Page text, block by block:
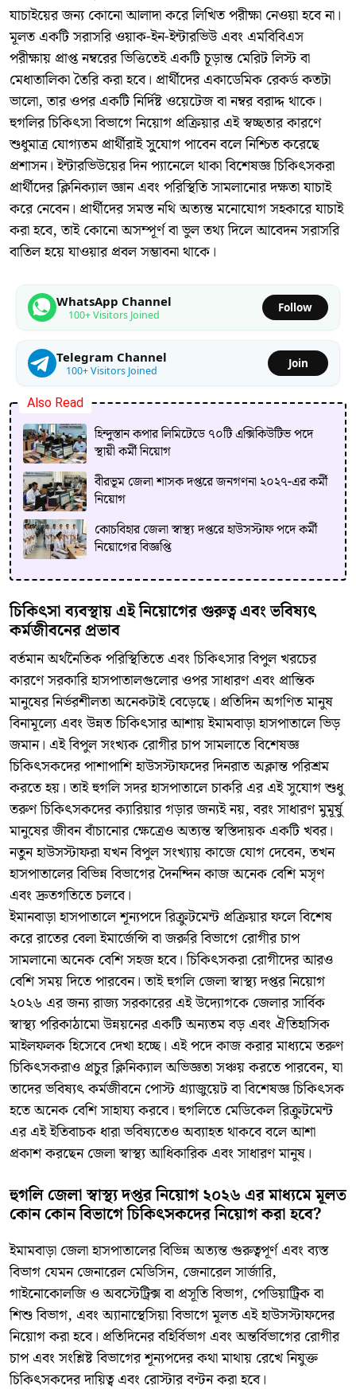
যাচাইয়ের জন্য কোনো আলাদা করে লিখিত পরীক্ষা নেওয়া হবে না।
মূলত একটি সরাসরি ওয়াক-ইন-ইন্টারভিউ এবং এমবিবিএস
পরীক্ষায় প্রাপ্ত নম্বরের ভিত্তিতেই একটি চূড়ান্ত মেরিট লিস্ট বা
মেধাতালিকা তৈরি করা হবে। প্রার্থীদের একাডেমিক রেকর্ড কতটা
ভালো, তার ওপর একটি নির্দিষ্ট ওয়েটেজ বা নম্বর বরাদ্দ থাকে।
হুগলির চিকিৎসা বিভাগে নিয়োগ প্রক্রিয়ার এই স্বচ্ছতার কারণে
শুধুমাত্র যোগ্যতম প্রার্থীরাই সু্যোগ পাবেন বলে নিশ্চিত করেছে
প্রশাসন। ইন্টারভিউয়ের দিন প্যানেলে থাকা বিশেষজ্ঞ চিকিৎসকরা
প্রার্থীদের ক্লিনিক্যাল জ্ঞান এবং পরিস্থিতি সামলানোর দক্ষতা যাচাই
করে নেবেন। প্রার্থীদের সমস্ত নথি অত্যন্ত মনোযোগ সহকারে যাচাই
করা হবে, তাই কোনো অসম্পূর্ণ বা ভুল তথ্য দিলে আবেদন সরাসরি
বাতিল হয়ে যাওয়ার প্রবল সম্ভাবনা থাকে।
WhatsApp Channel
100+ Visitors Joined
Follow
Telegram Channel
100+ Visitors Joined
Join
Also Read
হিন্দুস্তান কপার লিমিটেডে ৭০টি এক্সিকিউটিভ পদে
স্থায়ী কর্মী নিয়োগ
বীরভূম জেলা শাসক দপ্তরে জনগণনা ২০২৭-এর কর্মী
নিয়োগ
কোচবিহার জেলা স্বাস্থ্য দপ্তরে হাউসস্টাফ পদে কর্মী
নিয়োগের বিজ্ঞপ্তি
চিকিৎসা ব্যবস্থায় এই নিয়োগের গুরুত্ব এবং ভবিষ্যৎ
কর্মজীবনের প্রভাব
বর্তমান অর্থনৈতিক পরিস্থিতিতে এবং চিকিৎসার বিপুল খরচের
কারণে সরকারি হাসপাতালগুলোর ওপর সাধারণ এবং প্রান্তিক
মানুষের নির্ভরশীলতা অনেকটাই বেড়েছে। প্রতিদিন অগণিত মানুষ
বিনামূল্যে এবং উন্নত চিকিৎসার আশায় ইমামবাড়া হাসপাতালে ভিড়
জমান। এই বিপুল সংখ্যক রোগীর চাপ সামলাতে বিশেষজ্ঞ
চিকিৎসকদের পাশাপাশি হাউসস্টাফদের দিনরাত অক্লান্ত পরিশ্রম
করতে হয়। তাই হুগলি সদর হাসপাতালে চাকরি এর এই সুযোগ শুধু
তরুণ চিকিৎসকদের ক্যারিয়ার গড়ার জন্যই নয়, বরং সাধারণ মুমূর্ষু
মানুষের জীবন বাঁচানোর ক্ষেত্রেও অত্যন্ত স্বস্তিদায়ক একটি খবর।
নতুন হাউসস্টাফরা যখন বিপুল সংখ্যায় কাজে যোগ দেবেন, তখন
হাসপাতালের বিভিন্ন বিভাগের দৈনন্দিন কাজ অনেক বেশি মসৃণ
এবং দ্রুতগতিতে চলবে।
ইমানবাড়া হাসপাতালে শূন্যপদে রিক্রুটমেন্ট প্রক্রিয়ার ফলে বিশেষ
করে রাতের বেলা ইমার্জেন্সি বা জরুরি বিভাগে রোগীর চাপ
সামলানো অনেক বেশি সহজ হবে। চিকিৎসকরা রোগীদের আরও
বেশি সময় দিতে পারবেন। তাই হুগলি জেলা স্বাস্থ্য দপ্তর নিয়োগ
২০২৬ এর জন্য রাজ্য সরকারের এই উদ্যোগকে জেলার সার্বিক
স্বাস্থ্য পরিকাঠামো উন্নয়নের একটি অন্যতম বড় এবং ঐতিহাসিক
মাইলফলক হিসেবে দেখা হচ্ছে। এই পদে কাজ করার মাধ্যমে তরুণ
চিকিৎসকরাও প্রচুর ক্লিনিক্যাল অভিজ্ঞতা সঞ্চয় করতে পারবেন, যা
তাদের ভবিষ্যৎ কর্মজীবনে পোস্ট গ্র্যাজুয়েট বা বিশেষজ্ঞ চিকিৎসক
হতে অনেক বেশি সাহায্য করবে। হুগলিতে মেডিকেল রিক্রুটমেন্ট
এর এই ইতিবাচক ধারা ভবিষ্যতেও অব্যাহত থাকবে বলে আশা
প্রকাশ করছেন জেলা স্বাস্থ্য আধিকারিক এবং সাধারণ মানুষ।
হুগলি জেলা স্বাস্থ্য দপ্তর নিয়োগ ২০২৬ এর মাধ্যমে মূলত
কোন কোন বিভাগে চিকিৎসকদের নিয়োগ করা হবে?
ইমামবাড়া জেলা হাসপাতালের বিভিন্ন অত্যন্ত গুরুত্বপূর্ণ এবং ব্যস্ত
বিভাগ যেমন জেনারেল মেডিসিন, জেনারেল সার্জারি,
গাইনোকোলজি ও অবস্টেট্রিক্স বা প্রসূতি বিভাগ, পেডিয়াট্রিক বা
শিশু বিভাগ, এবং অ্যানাস্থেসিয়া বিভাগে মূলত এই হাউসস্টাফদের
নিয়োগ করা হবে। প্রতিদিনের বহির্বিভাগ এবং অন্তর্বিভাগের রোগীর
চাপ এবং সংশ্লিষ্ট বিভাগের শূন্যপদের কথা মাথায় রেখে নিযুক্ত
চিকিৎসকদের দায়িত্ব এবং রোস্টার বণ্টন করা হবে।